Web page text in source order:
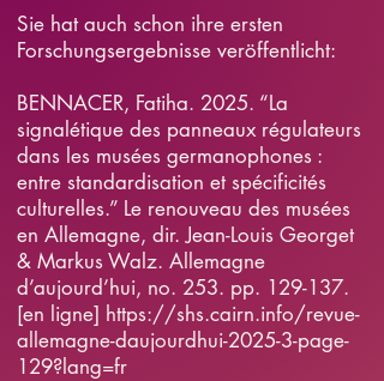
Sie hat auch schon ihre ersten
Forschungsergebnisse veröffentlicht:
BENNACER, Fatiha. 2025. “La
signalétique des panneaux régulateurs
dans les musées germanophones :
entre standardisation et spécificités
culturelles.” Le renouveau des musées
en Allemagne, dir. Jean-Louis Georget
& Markus Walz. Allemagne
d’aujourd’hui, no. 253. pp. 129-137.
[en ligne] https://shs.cairn.info/revue-
allemagne-daujourdhui-2025-3-page-
129?lang=fr